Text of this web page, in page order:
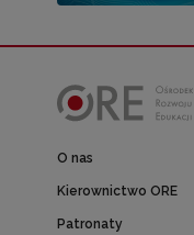
O nas
Kierownictwo ORE
Patronaty